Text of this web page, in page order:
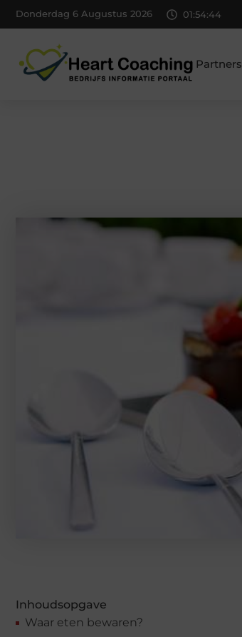
Donderdag 6 Augustus 2026 01:54:45
Partners
Inhoudsopgave
Waar eten bewaren?